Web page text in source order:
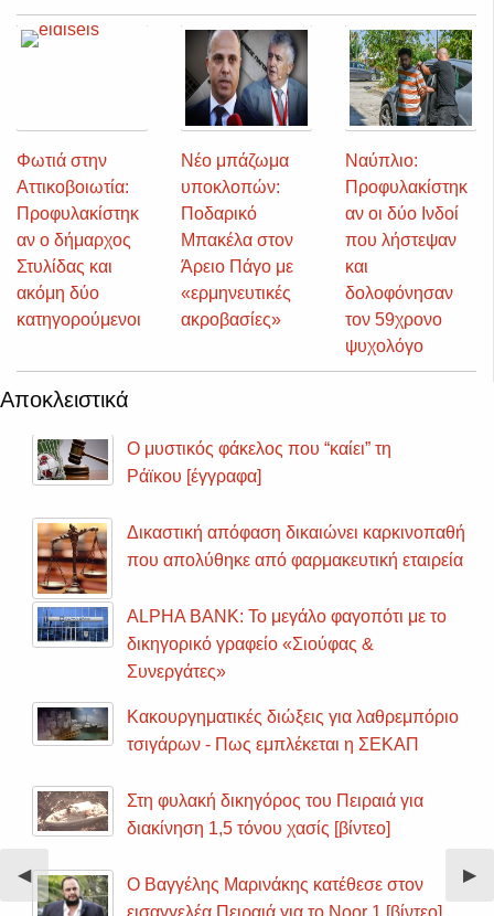
Φωτιά στην
Αττικοβοιωτία:
Προφυλακίστηκ
αν ο δήμαρχος
Στυλίδας και
ακόμη δύο
κατηγορούμενοι
Νέο μπάζωμα
υποκλοπών:
Ποδαρικό
Μπακέλα στον
Άρειο Πάγο με
«ερμηνευτικές
ακροβασίες»
Ναύπλιο:
Προφυλακίστηκ
αν οι δύο Ινδοί
που λήστεψαν
και
δολοφόνησαν
τον 59χρονο
ψυχολόγο
Αποκλειστικά
Previous
Slide
◀︎ ▶︎
Ο μυστικός φάκελος που “καίει” τη
Ράϊκου [έγγραφα]
Δικαστική απόφαση δικαιώνει καρκινοπαθή
που απολύθηκε από φαρμακευτική εταιρεία
ALPHA BANK: Το μεγάλο φαγοπότι με το
δικηγορικό γραφείο «Σιούφας &
Συνεργάτες»
Κακουργηματικές διώξεις για λαθρεμπόριο
τσιγάρων - Πως εμπλέκεται η ΣΕΚΑΠ
Στη φυλακή δικηγόρος του Πειραιά για
διακίνηση 1,5 τόνου χασίς [βίντεο]
Ο Βαγγέλης Μαρινάκης κατέθεσε στον